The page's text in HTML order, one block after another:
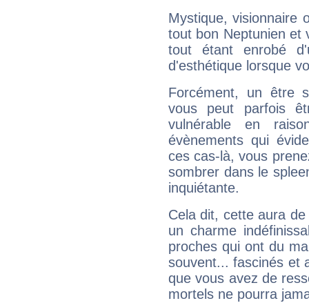
Mystique, visionnaire
tout bon Neptunien et
tout étant enrobé
d'esthétique lorsque
Forcément, un être
vous peut parfois
vulnérable en
évènements qui
ces cas-là, vous
sombrer dans le
inquiétante.
Cela dit, cette aura
un charme
proches qui ont du
souvent... fascinés et
que vous avez de
mortels ne pourra